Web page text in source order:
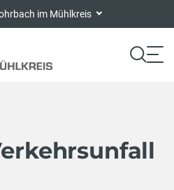
im Mühlkreis